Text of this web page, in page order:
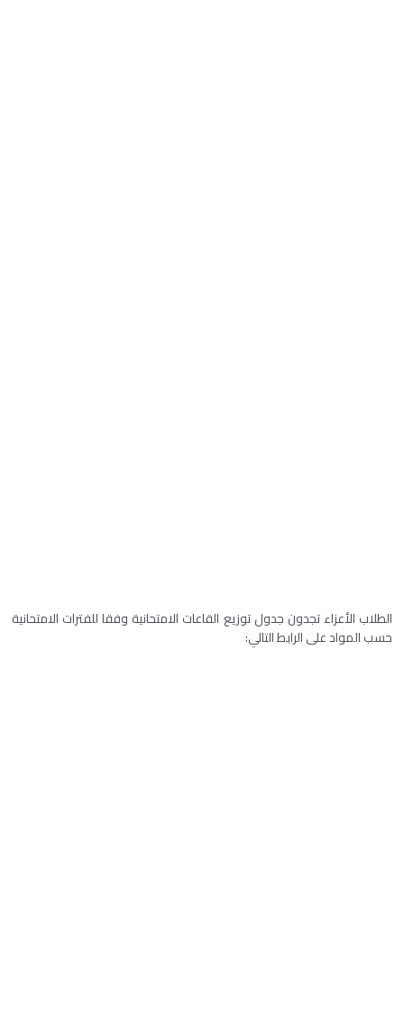
الطلاب الأعزاء تجدون جدول توزيع القاعات الامتحانية وفقا للفترات الامتحانية
حسب المواد على الرابط التالي: